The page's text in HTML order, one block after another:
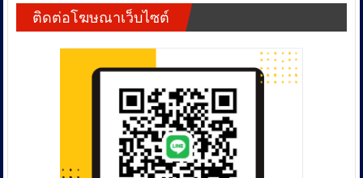
ซิ่ง
ป่วน
บรรเทา
ทุกข์
ชาว
บ้าน
ติดต่อโฆษณาเว็บไซต์